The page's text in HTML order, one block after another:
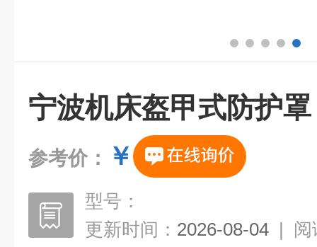
宁波机床盔甲式防护罩
参考价： ￥
型号：
更新时间： 2026-08-04 | 阅